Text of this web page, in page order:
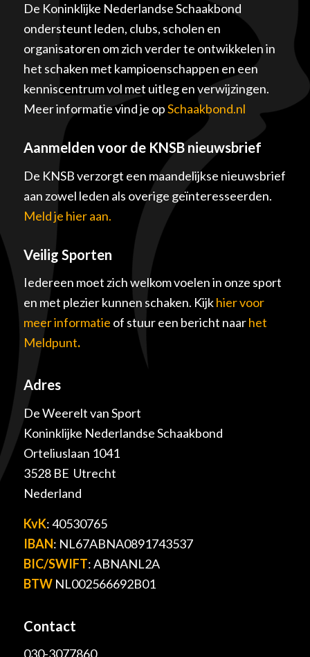
De Koninklijke Nederlandse Schaakbond
ondersteunt leden, clubs, scholen en
organisatoren om zich verder te ontwikkelen in
het schaken met kampioenschappen en een
kenniscentrum vol met uitleg en verwijzingen.
Meer informatie vind je opSchaakbond.nl
Aanmelden voor de KNSB nieuwsbrief
De KNSB verzorgt een maandelijkse nieuwsbrief
aan zowel leden als overige geïnteresseerden.
Meld je hier aan.
Veilig Sporten
Iedereen moet zich welkom voelen in onze sport
en met plezier kunnen schaken. Kijkhier voor
meer informatie of stuur een bericht naarhet
Meldpunt.
Adres
De Weerelt van Sport
Koninklijke Nederlandse Schaakbond
Orteliuslaan 1041
3528 BE Utrecht
Nederland
KvK: 40530765
IBAN: NL67ABNA0891743537
BIC/SWIFT: ABNANL2A
BTWNL002566692B01
Contact
030-3077860